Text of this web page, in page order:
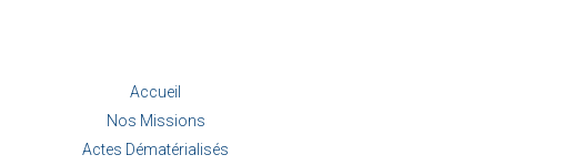
Accueil
Nos Missions
Actes Dématérialisés